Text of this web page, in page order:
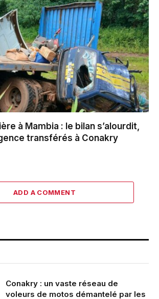
à Mambia : le bilan s’alourdit,
transférés à Conakry
ADD A COMMENT
Conakry : un vaste réseau de
voleurs de motos démantelé par les